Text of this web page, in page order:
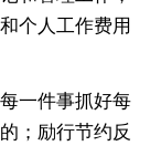
个人工作费用
一件事抓好每
；励行节约反